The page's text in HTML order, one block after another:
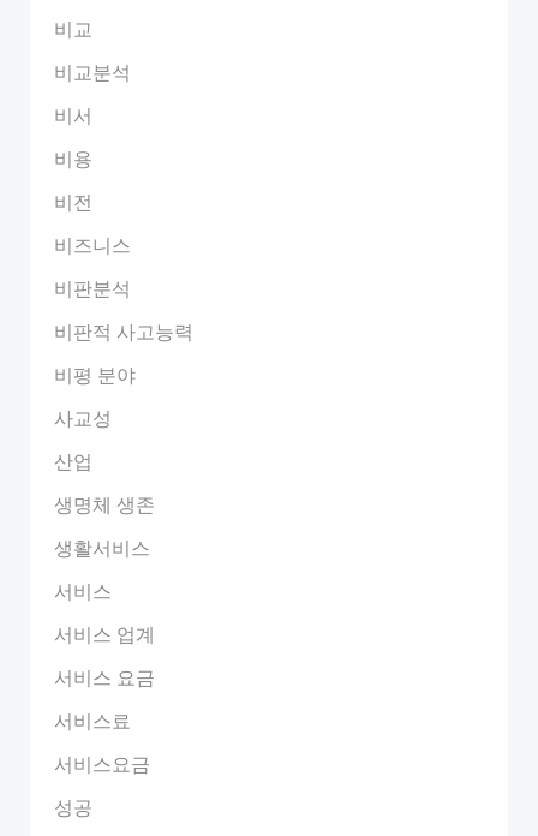
비교
비교분석
비서
비용
비전
비즈니스
비판분석
비판적 사고능력
비평 분야
사교성
산업
생명체 생존
생활서비스
서비스
서비스 업계
서비스 요금
서비스료
서비스요금
성공